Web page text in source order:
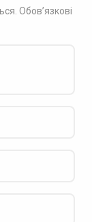
Обов’язкові